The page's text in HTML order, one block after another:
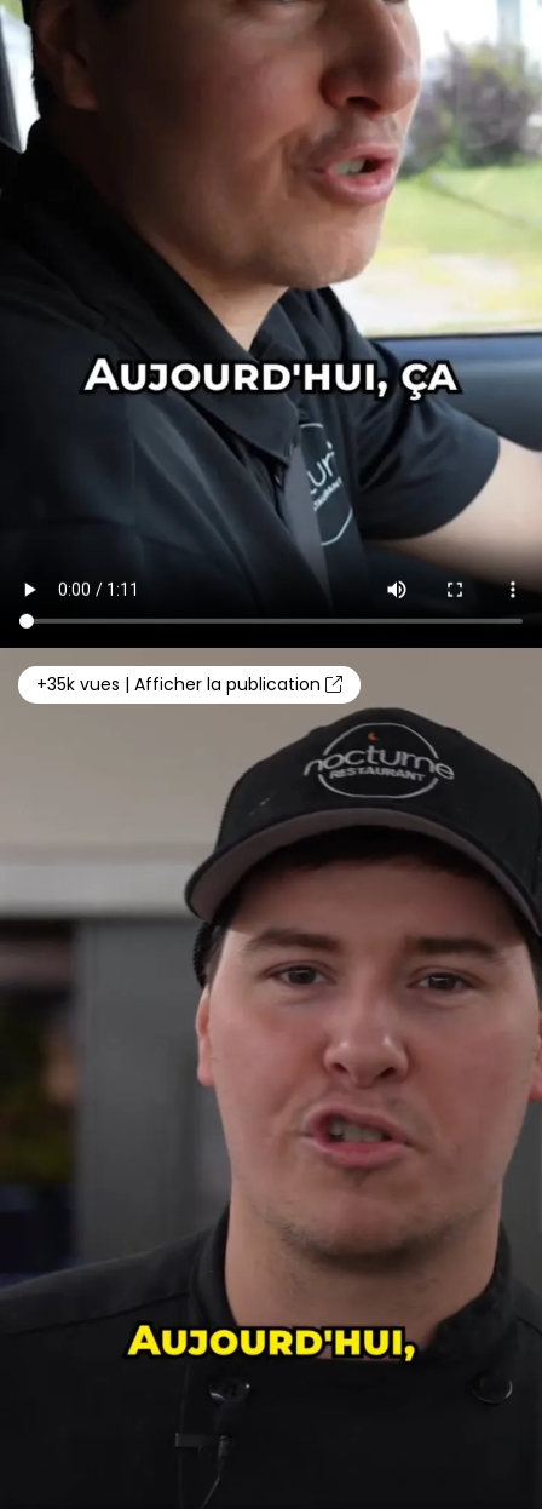
ou qu'ils ont collectées lors de votre utilisation de leurs
services.
Sélection
du
consentement
Nécessaires
Afficher les détails
Tout autoriser
Autoriser la sélection
Refuser
+35k vues | Afficher la publication